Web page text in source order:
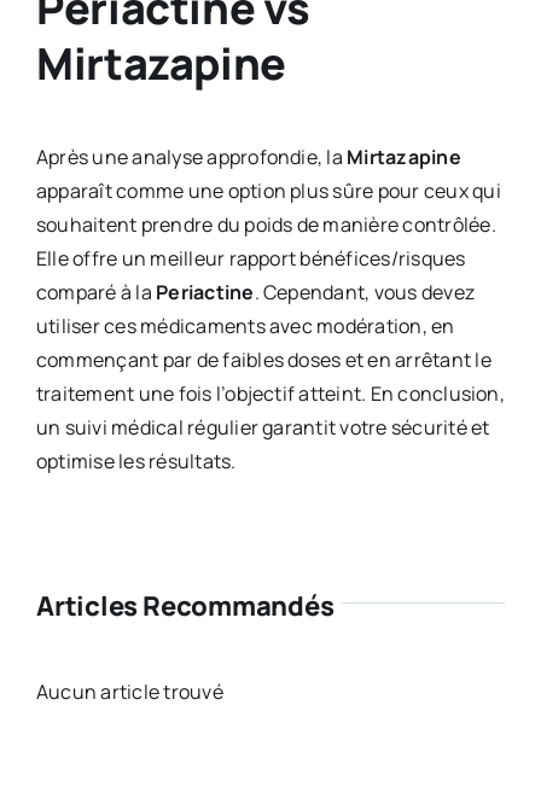
Mirtazapine
Après une analyse approfondie, la Mirtazapine
apparaît comme une option plus sûre pour ceux qui
souhaitent prendre du poids de manière contrôlée.
Elle offre un meilleur rapport bénéfices/risques
comparé à la Periactine. Cependant, vous devez
utiliser ces médicaments avec modération, en
commençant par de faibles doses et en arrêtant le
traitement une fois l’objectif atteint. En conclusion,
un suivi médical régulier garantit votre sécurité et
optimise les résultats.
Articles Recommandés
Aucun article trouvé